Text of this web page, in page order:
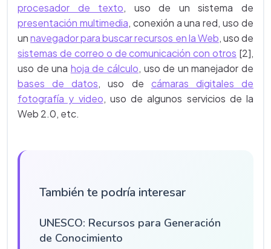
procesador de texto, uso de un sistema de
presentación multimedia, conexión a una red, uso de
unnavegador para buscar recursos en la Web, uso de
sistemas de correo o de comunicación con otros [2],
uso de una hoja de cálculo, uso de un manejador de
bases de datos, uso de cámaras digitales de
fotografía y video, uso de algunos servicios de la
Web 2.0, etc.
También te podría interesar
UNESCO: Recursos para Generación
de Conocimiento